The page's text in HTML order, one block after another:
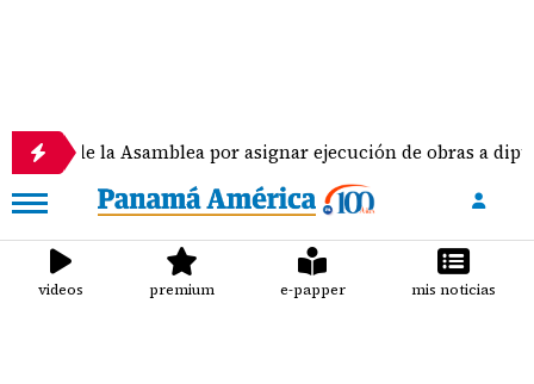
la Asamblea por asignar ejecución de obras a diputados
videos premium e-papper mis noticias